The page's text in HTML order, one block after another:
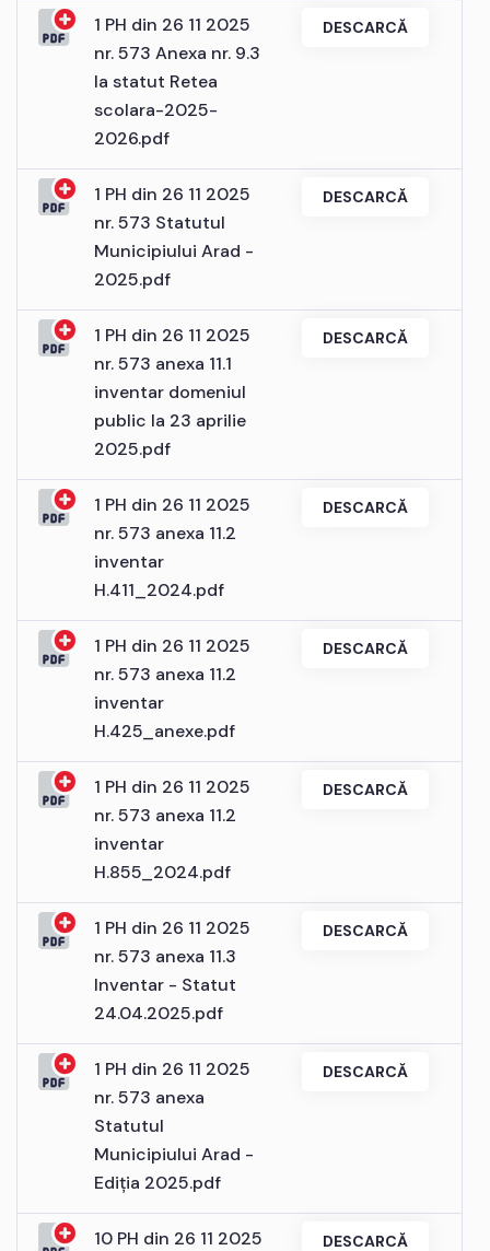
1 PH din 26 11 2025
nr. 573 Anexa nr. 9.3
la statut Retea
scolara-2025-
2026.pdf
DESCARCĂ
1 PH din 26 11 2025
nr. 573 Statutul
Municipiului Arad -
2025.pdf
DESCARCĂ
1 PH din 26 11 2025
nr. 573 anexa 11.1
inventar domeniul
public la 23 aprilie
2025.pdf
DESCARCĂ
1 PH din 26 11 2025
nr. 573 anexa 11.2
inventar
H.411_2024.pdf
DESCARCĂ
1 PH din 26 11 2025
nr. 573 anexa 11.2
inventar
H.425_anexe.pdf
DESCARCĂ
1 PH din 26 11 2025
nr. 573 anexa 11.2
inventar
H.855_2024.pdf
DESCARCĂ
1 PH din 26 11 2025
nr. 573 anexa 11.3
Inventar - Statut
24.04.2025.pdf
DESCARCĂ
1 PH din 26 11 2025
nr. 573 anexa
Statutul
Municipiului Arad -
Ediția 2025.pdf
DESCARCĂ
10 PH din 26 11 2025
DESCARCĂ